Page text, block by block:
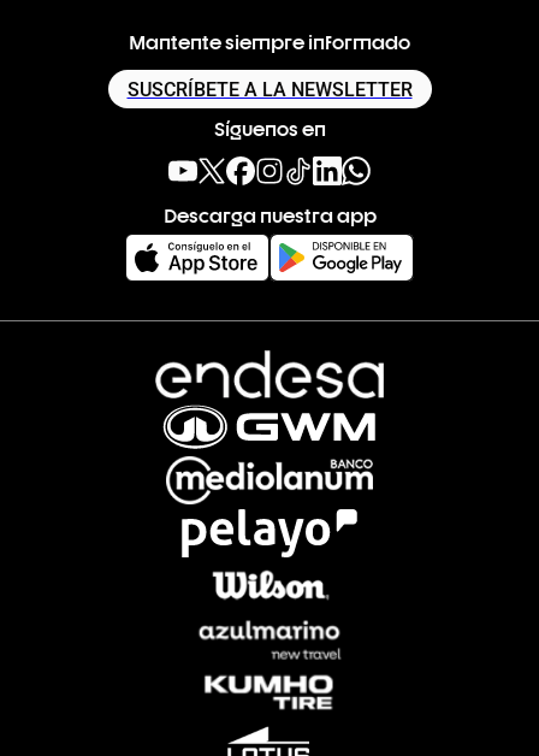
Mantente siempre informado
SUSCRÍBETE A LA NEWSLETTER
Síguenos en
Descarga nuestra app